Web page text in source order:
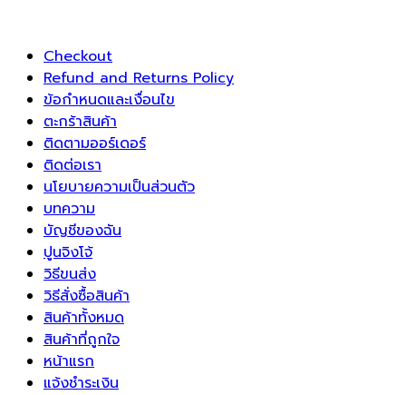
Checkout
Refund and Returns Policy
ข้อกำหนดและเงื่อนไข
ตะกร้าสินค้า
ติดตามออร์เดอร์
ติดต่อเรา
นโยบายความเป็นส่วนตัว
บทความ
บัญชีของฉัน
ปูนจิงโจ้
วิธีขนส่ง
วิธีสั่งซื้อสินค้า
สินค้าทั้งหมด
สินค้าที่ถูกใจ
หน้าแรก
แจ้งชำระเงิน